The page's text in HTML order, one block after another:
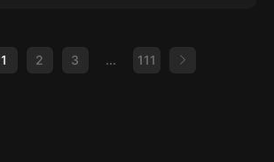
1 2 3 ... 111